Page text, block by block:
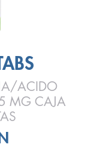
ACIDO
MG CAJA